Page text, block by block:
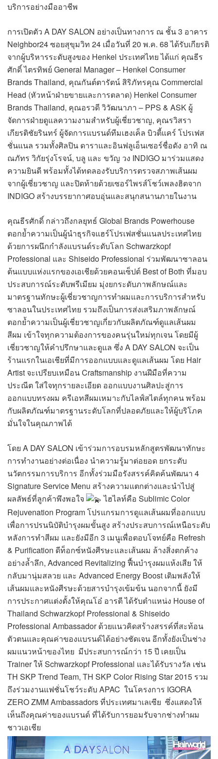
บริการอย่างมืออาชีพ
การเปิดตัว A DAY SALON อย่างเป็นทางการ ณ ชั้น 3 อาคาร
Neighbor24 ซอยสุขุมวิท 24 เมื่อวันที่ 20 พ.ค. 68 ได้รับเกียรติ
จากผู้บริหารระดับสูงของ Henkel ประเทศไทย ได้แก่ คุณธีร
ศักดิ์ ไตรทิพย์ General Manager – Henkel Consumer
Brands Thailand, คุณกันต์ตารัตน์ สิริภัทรคุณ Commercial
Head (หัวหน้าฝ่ายขายและการตลาด) Henkel Consumer
Brands Thailand, คุณอรวดี วิวัฒนาภา – PPS & ASK ผู้
จัดการฝ่ายดูแลความงามสำหรับผู้เชี่ยวชาญ, คุณรวิสรา
เกียรติชัยรินทร์ ผู้จัดการแบรนด์ทีมเฮงเค็ล บิวตี้แคร์ โปรเฟส
ชั่นแนล รวมทั้งศิลปิน ดาราและอินฟลูเอ็นเซอร์ชื่อดัง อาทิ ณ
ณภัทร วิกัยรุ่งโรจน์, บลู และ ขวัญ วง INDIGO มาร่วมแสดง
ความยินดี พร้อมทั้งได้ทดลองรับบริการตรวจสภาพเส้นผม
จากผู้เชี่ยวชาญ และปิดท้ายด้วยเซอร์ไพรส์โชว์เพลงฮิตจาก
INDIGO สร้างบรรยากาศอบอุ่นและสนุกสนานภายในงาน
คุณธีรศักดิ์ กล่าวถึงกลยุทธ์ Global Brands Powerhouse
ตอกย้ำความเป็นผู้นำธุรกิจแฮร์โปรเฟสชั่นแนลประเทศไทย
ด้วยการผนึกกำลังแบรนด์ระดับโลก Schwarzkopf
Professional และ Shiseido Professional ร่วมพัฒนาซาลอน
ต้นแบบแห่งแรกของเอเชียด้วยคอนเซ็ปต์ Best of Both ที่มอบ
ประสบการณ์ระดับพรีเมียม มุ่งยกระดับภาพลักษณ์และ
มาตรฐานทักษะผู้เชี่ยวชาญการทำผมและการบริการสำหรับ
ซาลอนในประเทศไทย รวมถึงเป็นการส่งเสริมภาพลักษณ์
ตอกย้ำความเป็นผู้เชี่ยวชาญเกี่ยวกับผลิตภัณฑ์ดูแลเส้นผม
สีผม เข้าใจทุกความต้องการของคนรุ่นใหม่ทุกเจน โดยมีผู้
เชี่ยวชาญให้คำปรึกษาและดูแล ซึ่ง A DAY SALON จะเป็น
ร้านแรกในเอเชียที่มีการออกแบบและดูแลเส้นผม โดย Hair
Artist จะเปรียบเหมือน Craftsmanship งานฝีมือที่ความ
ประณีต ใส่ใจทุกรายละเอียด ออกแบบงานศิลปะสู่การ
ออกแบบทรงผม ครีเอทสีผมเหมาะกับไลฟ์สไตล์ทุกคน พร้อม
กับผลิตภัณฑ์มาตรฐานระดับโลกที่ปลอดภัยและให้ผู้บริโภค
มั่นใจในคุณภาพได้
โดย A DAY SALON เข้าร่วมการอบรมหลักสูตรพัฒนาทักษะ
การทำงานอย่างต่อเนื่อง นำความรู้มาต่อยอด ยกระดับ
นวัตกรรมการบริการ อีกทั้งร่วมมือรังสรรค์คิดค้นพัฒนา 4
Signature Service Menu สร้างความแตกต่างและนำไปสู่
ผลลัพธ์ที่ลูกค้าพึงพอใจ
ไฮไลท์คือ Sublimic Color
Rejuvenation Program โปรแกรมการดูแลเส้นผมที่ออกแบบ
เพื่อการปรนนิบัติบำรุงผมขั้นสูง สร้างประสบการณ์เหนือระดับ
หลังการทำสีผม และยังมีอีก 3 เมนูเพื่อตอบโจทย์คือ Refresh
& Purification ดีท็อกซ์หนังศีรษะและเส้นผม ล้างสิ่งตกค้าง
อย่างล้ำลึก, Advanced Revitalizing ฟื้นบำรุงผมแห้งเสีย ให้
กลับมานุ่มสลวย และ Advanced Energy Boost เติมพลังให้
เส้นผมและหนังศีรษะด้วยสารบำรุงเข้มข้น นอกจากนี้ ยังมี
การประกาศแต่งตั้งให้คุณโอ๋ อารตี ได้รับตำแหน่ง House of
Thailand Schwarzkopf Professional & Shiseido
Professional Ambassador ด้วยแนวคิดสร้างสรรค์ที่สะท้อน
ตัวตนและคุณค่าของแบรนด์ได้อย่างชัดเจน อีกทั้งยังเป็นช่าง
ผมแนวหน้าของไทย มีประสบการณ์กว่า 15 ปี เคยเป็น
Trainer ให้ Schwarzkopf Professional และได้รับรางวัล เช่น
TH SKP Trend Team, TH SKP Color Rising Star 2015 รวม
ถึงร่วมงานแฟชั่นโชว์ระดับ APAC ในโครงการ IGORA
ZERO ZMM Ambassadors ที่ประเทศมาเลเซีย ซึ่งแสดงให้
เห็นถึงคุณค่าของแบรนด์ ที่ได้รับการยอมรับจากช่างทำผม
ชาวเอเชีย